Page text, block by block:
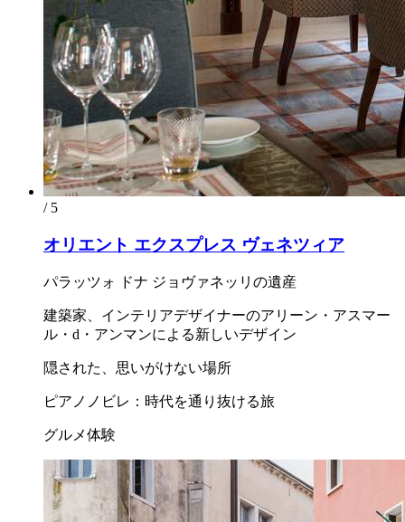
/ 5
オリエント エクスプレス ヴェネツィア
パラッツォ ドナ ジョヴァネッリの遺産
建築家、インテリアデザイナーのアリーン・アスマー
ル・d・アンマンによる新しいデザイン
隠された、思いがけない場所
ピアノノビレ：時代を通り抜ける旅
グルメ体験